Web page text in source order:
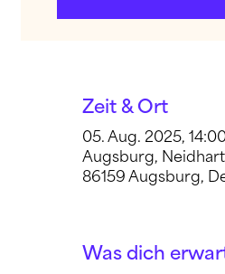
Zeit & Ort
05. Aug. 2025,
Augsburg,
86159 Augsburg,
Was dich